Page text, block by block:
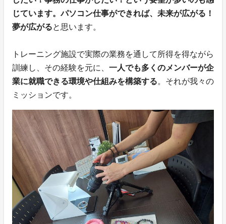
じています。パソコン仕事ができれば、未来が広がる！
夢が広がると思います。
トレーニング施設で実際の業務を通して所得を得ながら
訓練し、その経験を元に、 一人でも多くのメンバーが企
業に就職できる環境や仕組みを構築する。それが我々の
ミッションです。